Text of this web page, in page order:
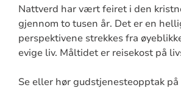
Nattverd har vært feiret i den
gjennom to tusen år. Det er en
perspektivene strekkes fra
evige liv. Måltidet er reisekost på
Se eller hør gudstjenesteopptak på